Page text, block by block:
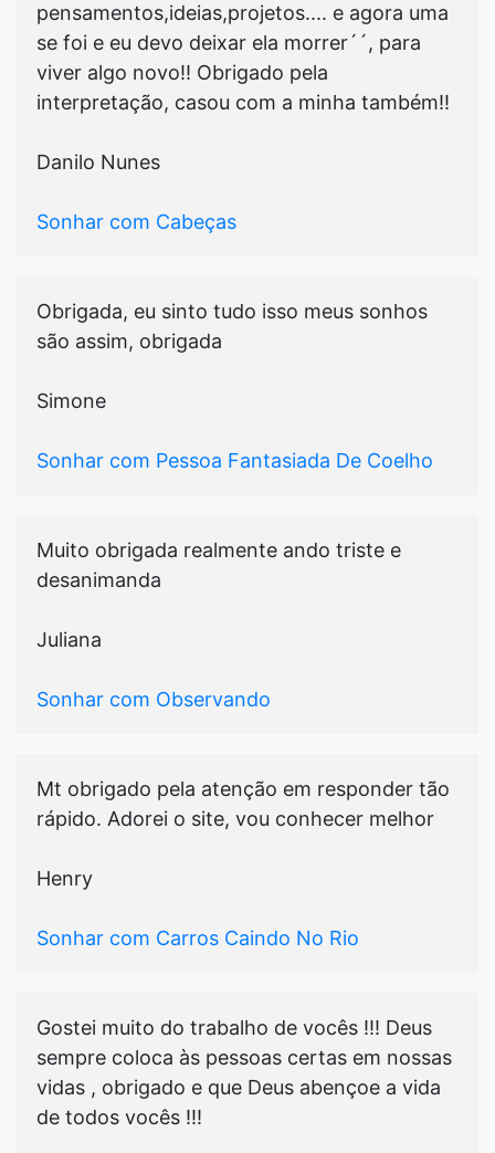
pensamentos,ideias,projetos.... e agora uma
se foi e eu devo deixar ela morrer´´, para
viver algo novo!! Obrigado pela
interpretação, casou com a minha também!!
Danilo Nunes
Sonhar com Cabeças
Obrigada, eu sinto tudo isso meus sonhos
são assim, obrigada
Simone
Sonhar com Pessoa Fantasiada De Coelho
Muito obrigada realmente ando triste e
desanimanda
Juliana
Sonhar com Observando
Mt obrigado pela atenção em responder tão
rápido. Adorei o site, vou conhecer melhor
Henry
Sonhar com Carros Caindo No Rio
Gostei muito do trabalho de vocês !!! Deus
sempre coloca às pessoas certas em nossas
vidas , obrigado e que Deus abençoe a vida
de todos vocês !!!